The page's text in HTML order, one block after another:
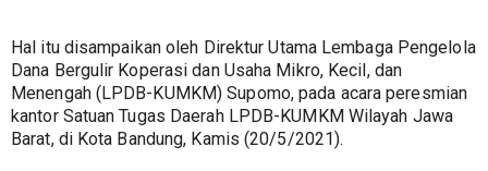
Hal itu disampaikan oleh Direktur Utama Lembaga Pengelola
Dana Bergulir Koperasi dan Usaha Mikro, Kecil, dan
Menengah (LPDB-KUMKM) Supomo, pada acara peresmian
kantor Satuan Tugas Daerah LPDB-KUMKM Wilayah Jawa
Barat, di Kota Bandung, Kamis (20/5/2021).